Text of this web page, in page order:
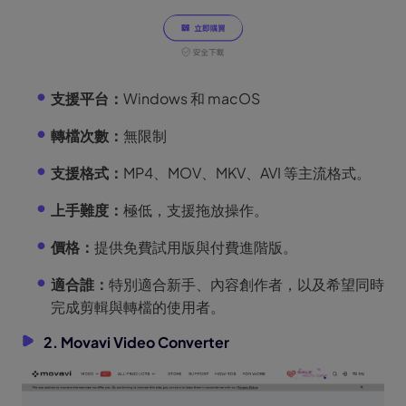
支援平台： Windows 和 macOS
轉檔次數： 無限制
支援格式： MP4、MOV、MKV、AVI 等主流格式。
上手難度： 極低，支援拖放操作。
價格： 提供免費試用版與付費進階版。
適合誰： 特別適合新手、內容創作者，以及希望同時
完成剪輯與轉檔的使用者。
2. Movavi Video Converter